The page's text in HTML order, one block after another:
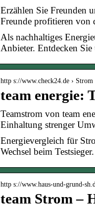
Erzählen Sie Freunden
Freunde profitieren von
Als nachhaltiges
Anbieter. Entdecken Sie
http s://www.check24.de ›
team energie:
Teamstrom von team
Einhaltung strenger
Energievergleich für
Wechsel beim
http s://www.haus-und-grund-
team Strom –